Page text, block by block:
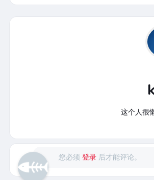
这个人很
您必须登录 后才能评论。